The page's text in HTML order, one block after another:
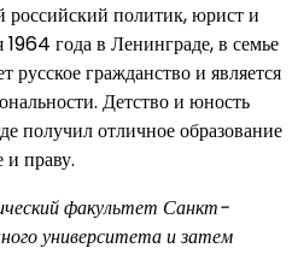
российский политик, юрист и
года в Ленинграде, в семье
русское гражданство и является
Детство и юность
получил отличное образование
и праву.
факультет Санкт-
университета и затем